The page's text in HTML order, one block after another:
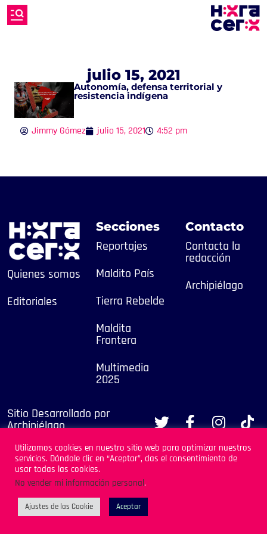
julio 15, 2021
Autonomía, defensa territorial y
resistencia indígena
Jimmy Gómez julio 15, 2021 4:52 pm
Quienes somos
Editoriales
Secciones
Reportajes
Maldito País
Tierra Rebelde
Maldita
Frontera
Multimedia
2025
Contacto
Contacta la
redacción
Archipiélago
Sitio Desarrollado por
Archipiélago
Utilizamos cookies en nuestro sitio web para optimizar nuestros
servicios. Dándole clic en “Aceptar”, das el consentimiento de
usar todas las cookies.
No vender mi información personal.
Ajustes de las Cookie Aceptar